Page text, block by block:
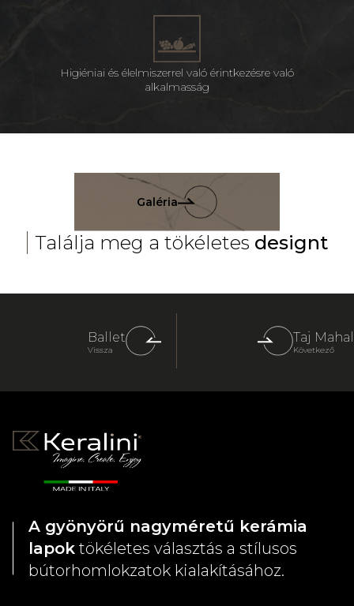
Higiéniai és élelmiszerrel való érintkezésre való
alkalmasság
Galéria
Találja meg a tökéletes designt
Ballet
Vissza
Taj Mahal
Következő
A gyönyörű nagyméretű kerámia
lapoktökéletes választás a stílusos
bútorhomlokzatok kialakításához.